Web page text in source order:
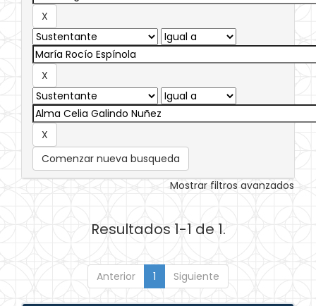
Comenzar nueva busqueda
Mostrar filtros avanzados
Resultados 1-1 de 1.
Anterior 1 Siguiente